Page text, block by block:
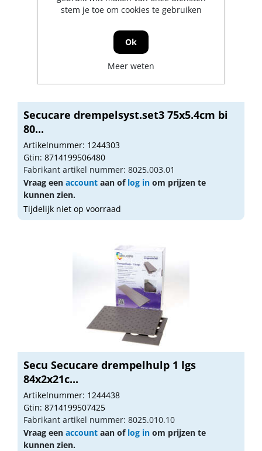
Secucare drempelsyst.set3 75x5.4cm bi
80...
Artikelnummer: 1244303
Gtin: 8714199506480
Fabrikant artikel nummer: 8025.003.01
Vraag een account aan of log in om prijzen te
kunnen zien.
Tijdelijk niet op voorraad
Secu Secucare drempelhulp 1 lgs
84x2x21c...
Artikelnummer: 1244438
Gtin: 8714199507425
Fabrikant artikel nummer: 8025.010.10
Vraag een account aan of log in om prijzen te
kunnen zien.
stem je toe om cookies te gebruiken
Ok
Meer weten